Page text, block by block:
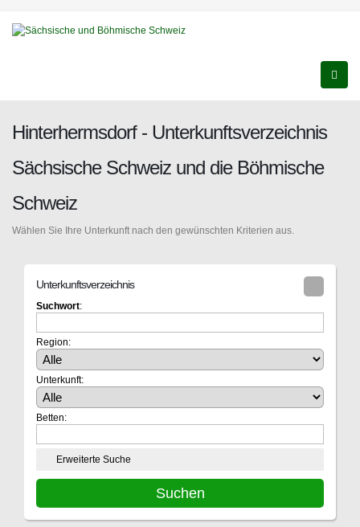
Hinterhermsdorf - Unterkunftsverzeichnis
Sächsische Schweiz und die Böhmische
Schweiz
Wählen Sie Ihre Unterkunft nach den gewünschten Kriterien aus.
Unterkunftsverzeichnis
Suchwort:
Region:
Unterkunft:
Betten:
Erweiterte Suche